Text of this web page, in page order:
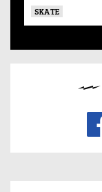
SKATE